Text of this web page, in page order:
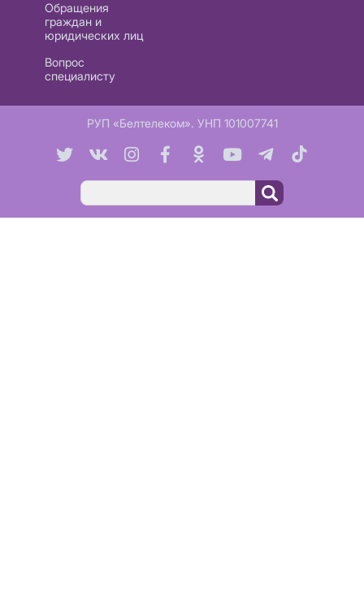
Обращения
граждан и
юридических лиц
Вопрос
специалисту
РУП «Белтелеком». УНП 101007741
Поиск